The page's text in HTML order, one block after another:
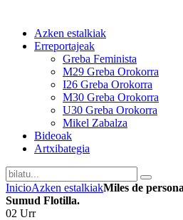
Azken estalkiak
Erreportajeak
Greba Feminista
M29 Greba Orokorra
I26 Greba Orokorra
M30 Greba Orokorra
U30 Greba Orokorra
Mikel Zabalza
Bideoak
Artxibategia
InicioAzken estalkiakMiles de
Sumud Flotilla.
02 Urr